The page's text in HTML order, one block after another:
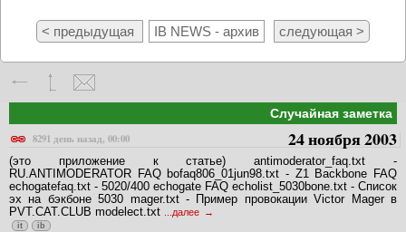
< предыдущая IB NEWS - архив следующая >
Случайная заметка
8291 день назад, 00:00
24 ноября 2003
(это приложение к статье) antimoderator_faq.txt -
RU.ANTIMODERATOR FAQ bofaq806_01jun98.txt - Z1 Backbone FAQ
echogatefaq.txt - 5020/400 echogate FAQ echolist_5030bone.txt - Список
эх на бэкбоне 5030 mager.txt - Пример провокации Victor Mager в
PVT.CAT.CLUB modelect.txt
...далее
it ib